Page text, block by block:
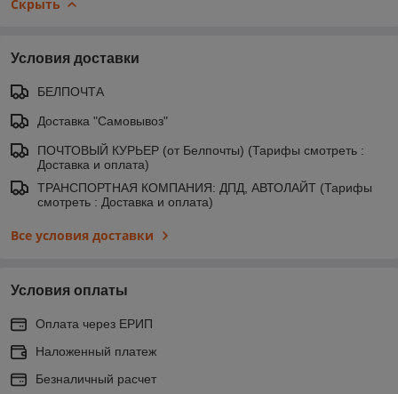
Скрыть
Условия доставки
БЕЛПОЧТА
Доставка "Самовывоз"
ПОЧТОВЫЙ КУРЬЕР (от Белпочты) (Тарифы смотреть :
Доставка и оплата)
ТРАНСПОРТНАЯ КОМПАНИЯ: ДПД, АВТОЛАЙТ (Тарифы
смотреть : Доставка и оплата)
Все условия доставки
Условия оплаты
Оплата через ЕРИП
Наложенный платеж
Безналичный расчет